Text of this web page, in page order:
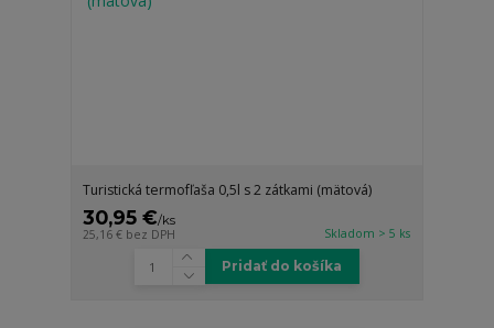
Turistická termofľaša 0,5l s 2 zátkami (mätová)
30,95 €/ks
25,16 € bez DPH Skladom > 5 ks
Pridať do košíka